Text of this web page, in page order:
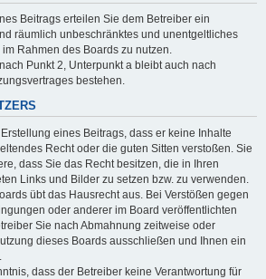
Beitrags erteilen Sie dem Betreiber ein
räumlich unbeschränktes und unentgeltliches
im Rahmen des Boards zu nutzen.
Punkt 2, Unterpunkt a bleibt auch nach
bestehen.
eines Beitrags, dass er keine Inhalte
Recht oder die guten Sitten verstoßen. Sie
dass Sie das Recht besitzen, die in Ihren
Links und Bilder zu setzen bzw. zu verwenden.
übt das Hausrecht aus. Bei Verstößen gegen
oder anderer im Board veröffentlichten
Sie nach Abmahnung zeitweise oder
dieses Boards ausschließen und Ihnen ein
dass der Betreiber keine Verantwortung für